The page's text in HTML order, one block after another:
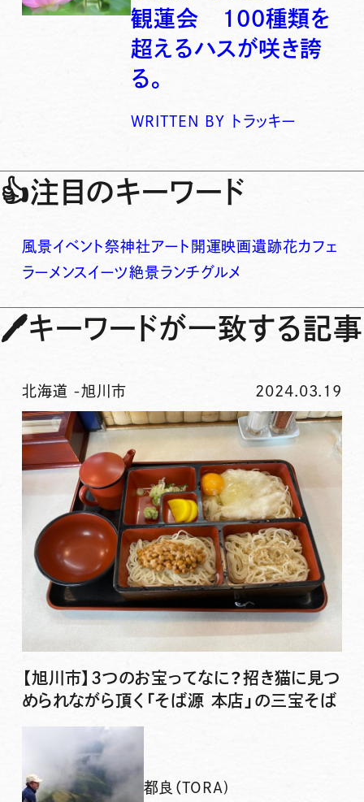
観蓮会 100種類を
超えるハスが咲き誇
る。
WRITTEN BY トラッキー
👍注目のキーワード
風景イベント祭神社アート 開運映画遺跡花カフェ
ラーメンスイーツ絶景ランチグルメ
🖊キーワードが一致する記事
北海道 -旭川市 2024.03.19
【旭川市】3つのお宝ってなに？招き猫に見つ
められながら頂く「そば源 本店」の三宝そば
都良（TORA)